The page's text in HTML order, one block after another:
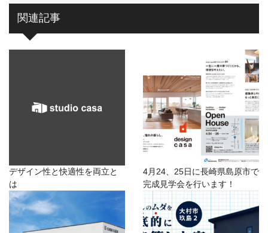
関連記事
デザイン性と快適性を両立と
は
4月24、25日に長崎県島原市で
完成見学会を行います！